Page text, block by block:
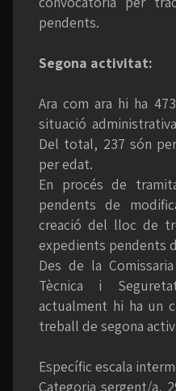
pendents.
Segona activitat:
Ara com ara hi ha
situació
Del total, 237 són
per edat.
En procés de
pendents de
creació del lloc de
expedients pendents
Des de la
Tècnica i
actualment hi ha un
treball de segona
Específic escala
Categoria sergent/a,